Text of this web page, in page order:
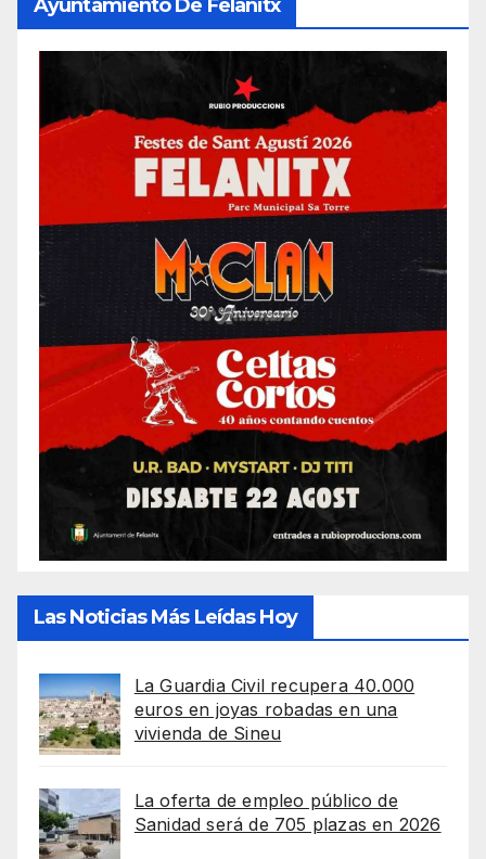
Ayuntamiento De Felanitx
Las Noticias Más Leídas Hoy
La Guardia Civil recupera 40.000
euros en joyas robadas en una
vivienda de Sineu
La oferta de empleo público de
Sanidad será de 705 plazas en 2026